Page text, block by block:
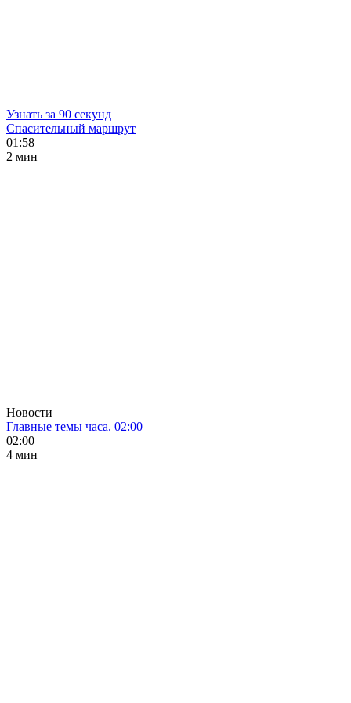
Узнать за 90 секунд
Спасительный маршрут
01:58
2 мин
Новости
Главные темы часа. 02:00
02:00
4 мин